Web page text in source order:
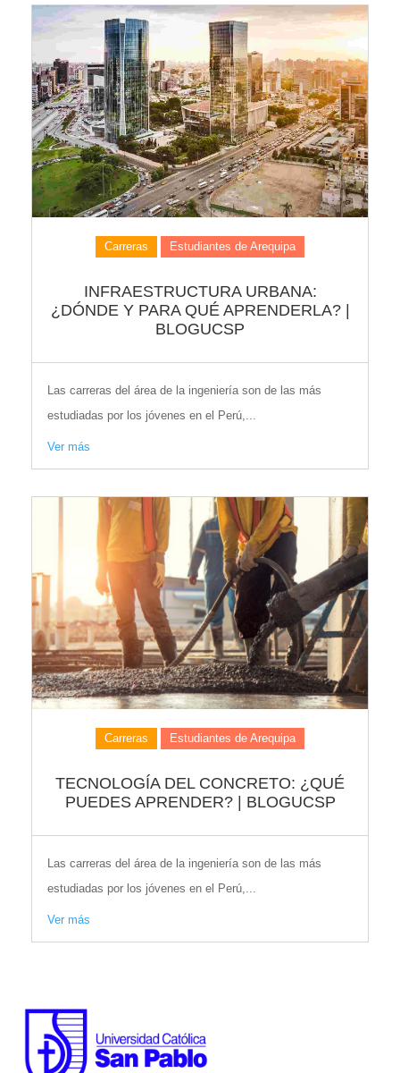
Carreras Estudiantes de Arequipa
INFRAESTRUCTURA URBANA:
¿DÓNDE Y PARA QUÉ APRENDERLA? |
BLOGUCSP
Las carreras del área de la ingeniería son de las más
estudiadas por los jóvenes en el Perú,...
Ver más
Carreras Estudiantes de Arequipa
TECNOLOGÍA DEL CONCRETO: ¿QUÉ
PUEDES APRENDER? | BLOGUCSP
Las carreras del área de la ingeniería son de las más
estudiadas por los jóvenes en el Perú,...
Ver más